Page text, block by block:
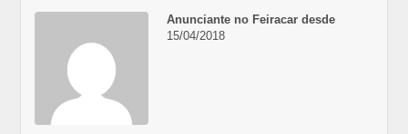
Anunciante no Feiracar desde
15/04/2018